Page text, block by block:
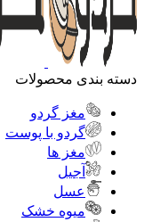
دسته بندی محصولات
مغز گردو
گردو با پوست
مغز ها
آجیل
عسل
میوه خشک